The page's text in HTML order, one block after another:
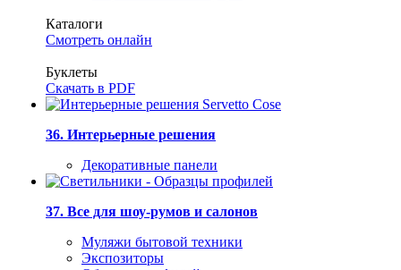
Каталоги
Смотреть онлайн
Буклеты
Скачать в PDF
36. Интерьерные решения
Декоративные панели
37. Все для шоу-румов и салонов
Муляжи бытовой техники
Экспозиторы